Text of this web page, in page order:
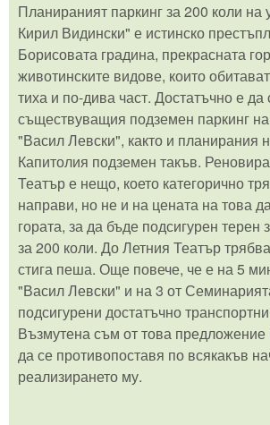
Планираният паркинг за 200 коли на
Кирил Видински" е истинско
Борисовата градина, прекрасната
животинските видове, които
тиха и по-дива част. Достатъчно е да
съществуващия подземен паркинг
"Васил Левски", както и планирания
Капитолия подземен такъв.
Театър е нещо, което категорично
направи, но не и на цената на това
гората, за да бъде подсигурен терен
за 200 коли. До Летния Театър
стига пеша. Още повече, че е на 5
"Васил Левски" и на 3 от
подсигурени достатъчно
Възмутена съм от това
да се противопоставя по всякакъв
реализирането му.